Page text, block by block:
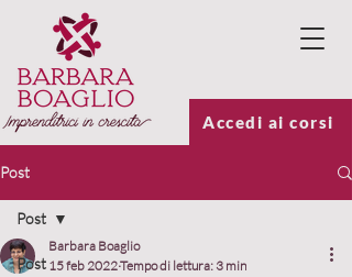
Accedi ai corsi
Post
Post
Post
Barbara Boaglio
15 feb 2022Tempo di lettura: 3 min